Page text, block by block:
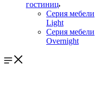
гостиниц
Серия мебели
Light
Серия мебели
Overnight